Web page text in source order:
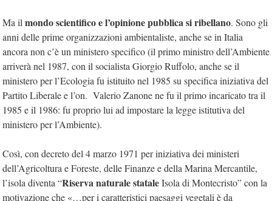
Ma il mondo scientifico e l’opinione pubblica si ribellano. Sono gli
anni delle prime organizzazioni ambientaliste, anche se in Italia
ancora non c’è un ministero specifico (il primo ministro dell’Ambiente
arriverà nel 1987, con il socialista Giorgio Ruffolo, anche se il
ministero per l’Ecologia fu istituito nel 1985 su specifica iniziativa del
Partito Liberale e l’on. Valerio Zanone ne fu il primo incaricato tra il
1985 e il 1986: fu proprio lui ad impostare la legge istitutiva del
ministero per l’Ambiente).
Così, con decreto del 4 marzo 1971 per iniziativa dei ministeri
dell’Agricoltura e Foreste, delle Finanze e della Marina Mercantile,
l’isola diventa “Riserva naturale stataleIsola di Montecristo” con la
motivazione che «…per i caratteristici paesaggi vegetali è da